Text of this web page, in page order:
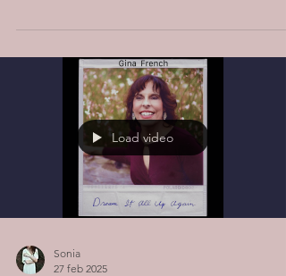
Load video
Sonia
27 feb 2025